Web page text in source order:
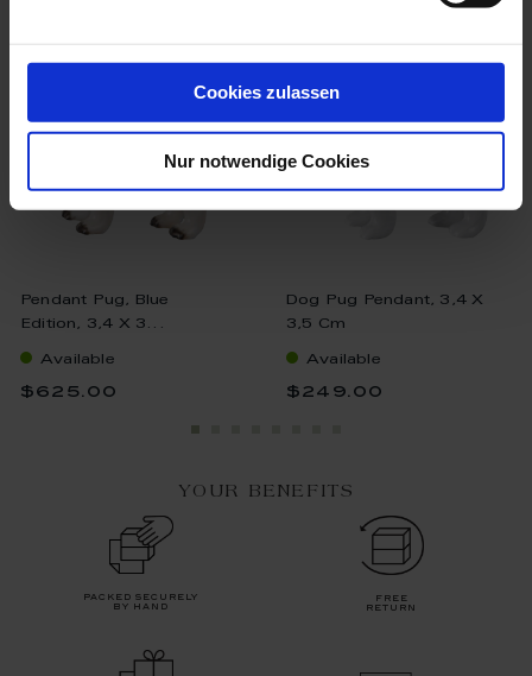
Cookies zulassen
Nur notwendige Cookies
Pendant Pug, Blue
Edition, 3,4 X 3...
Available
$625.00
Dog Pug Pendant, 3,4 X
3,5 Cm
Available
$249.00
YOUR BENEFITS
packed securely
by hand
free
return